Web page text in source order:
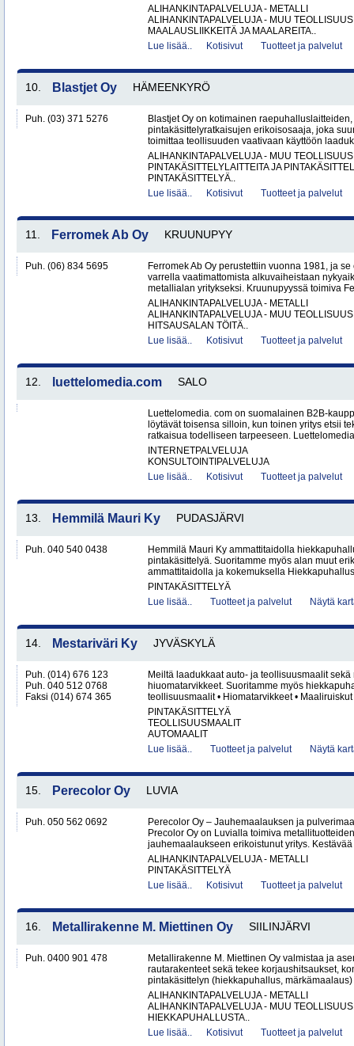
ALIHANKINTAPALVELUJA - METALLI
ALIHANKINTAPALVELUJA - MUU TEOLLISUUS
MAALAUSLIIKKEITÄ JA MAALAREITA..
Lue lisää..
Kotisivut Tuotteet ja palvelut
10. Blastjet Oy HÄMEENKYRÖ
Puh. (03) 371 5276
Blastjet Oy on kotimainen
pintakäsittelyratkaisujen erikoisosaaja, joka
toimittaa teollisuuden vaativaan käyttöön
ALIHANKINTAPALVELUJA - MUU TEOLLISUUS
PINTAKÄSITTELYLAITTEITA JA
PINTAKÄSITTELYÄ..
Lue lisää..
Kotisivut Tuotteet ja palvelut
11. Ferromek Ab Oy KRUUNUPYY
Puh. (06) 834 5695
Ferromek Ab Oy perustettiin vuonna 1981, ja
varrella vaatimattomista alkuvaiheistaan
metallialan yritykseksi. Kruunupyyssä toimiva
ALIHANKINTAPALVELUJA - METALLI
ALIHANKINTAPALVELUJA - MUU TEOLLISUUS
HITSAUSALAN TÖITÄ..
Lue lisää..
Kotisivut Tuotteet ja palvelut
12. luettelomedia.com SALO
Luettelomedia. com on suomalainen B2B-
löytävät toisensa silloin, kun toinen yritys etsii
ratkaisua todelliseen tarpeeseen.
INTERNETPALVELUJA
KONSULTOINTIPALVELUJA
Lue lisää..
Kotisivut Tuotteet ja palvelut
13. Hemmilä Mauri Ky PUDASJÄRVI
Puh. 040 540 0438
Hemmilä Mauri Ky ammattitaidolla
pintakäsittelyä. Suoritamme myös alan muut
ammattitaidolla ja kokemuksella
PINTAKÄSITTELYÄ
Lue lisää..
Tuotteet ja palvelut Näytä
14. Mestariväri Ky JYVÄSKYLÄ
Puh. (014) 676 123
Puh. 040 512 0768
Faksi (014) 674 365
Meiltä laadukkaat auto- ja teollisuusmaalit
hiuomatarvikkeet. Suoritamme myös
teollisuusmaalit • Hiomatarvikkeet •
PINTAKÄSITTELYÄ
TEOLLISUUSMAALIT
AUTOMAALIT
Lue lisää..
Tuotteet ja palvelut Näytä
15. Perecolor Oy LUVIA
Puh. 050 562 0692
Perecolor Oy – Jauhemaalauksen ja
Precolor Oy on Luvialla toimiva
jauhemaalaukseen erikoistunut yritys.
ALIHANKINTAPALVELUJA - METALLI
PINTAKÄSITTELYÄ
Lue lisää..
Kotisivut Tuotteet ja palvelut
16. Metallirakenne M. Miettinen Oy SIILINJÄRVI
Puh. 0400 901 478
Metallirakenne M. Miettinen Oy valmistaa ja
rautarakenteet sekä tekee korjaushitsaukset,
pintakäsittelyn (hiekkapuhallus,
ALIHANKINTAPALVELUJA - METALLI
ALIHANKINTAPALVELUJA - MUU TEOLLISUUS
HIEKKAPUHALLUSTA..
Lue lisää..
Kotisivut Tuotteet ja palvelut